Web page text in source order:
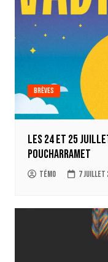
Brèves
Les 24 et 25
Poucharramet
Témo 7 juillet